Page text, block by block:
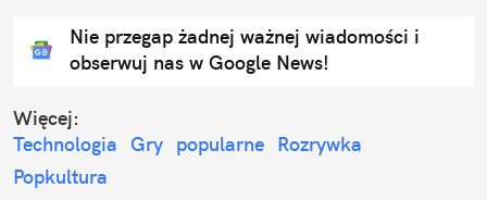
Nie przegap żadnej ważnej wiadomości i
obserwuj nas w Google News!
Więcej:
Technologia
Gry popularne Rozrywka
Popkultura